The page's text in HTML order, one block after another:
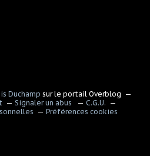
Duchamp sur le portail Overblog
Signaler un abus
C.G.U.
Préférences cookies